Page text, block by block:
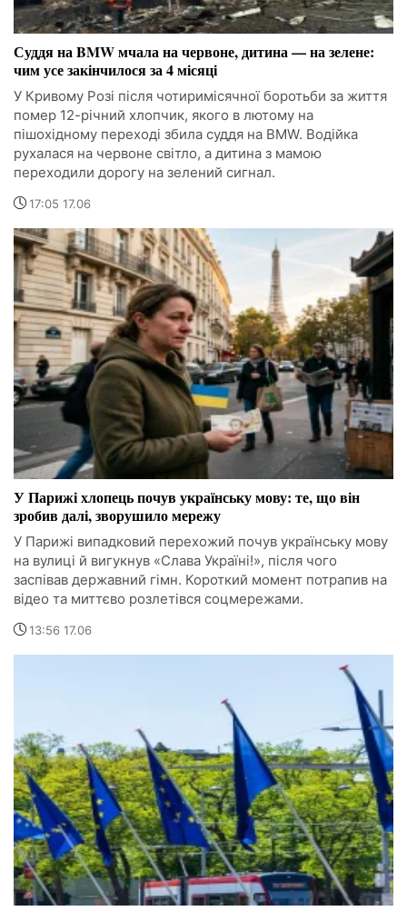
Суддя на BMW мчала на червоне, дитина — на зелене:
чим усе закінчилося за 4 місяці
У Кривому Розі після чотиримісячної боротьби за життя
помер 12-річний хлопчик, якого в лютому на
пішохідному переході збила суддя на BMW. Водійка
рухалася на червоне світло, а дитина з мамою
переходили дорогу на зелений сигнал.
17:05 17.06
У Парижі хлопець почув українську мову: те, що він
зробив далі, зворушило мережу
У Парижі випадковий перехожий почув українську мову
на вулиці й вигукнув «Слава Україні!», після чого
заспівав державний гімн. Короткий момент потрапив на
відео та миттєво розлетівся соцмережами.
13:56 17.06